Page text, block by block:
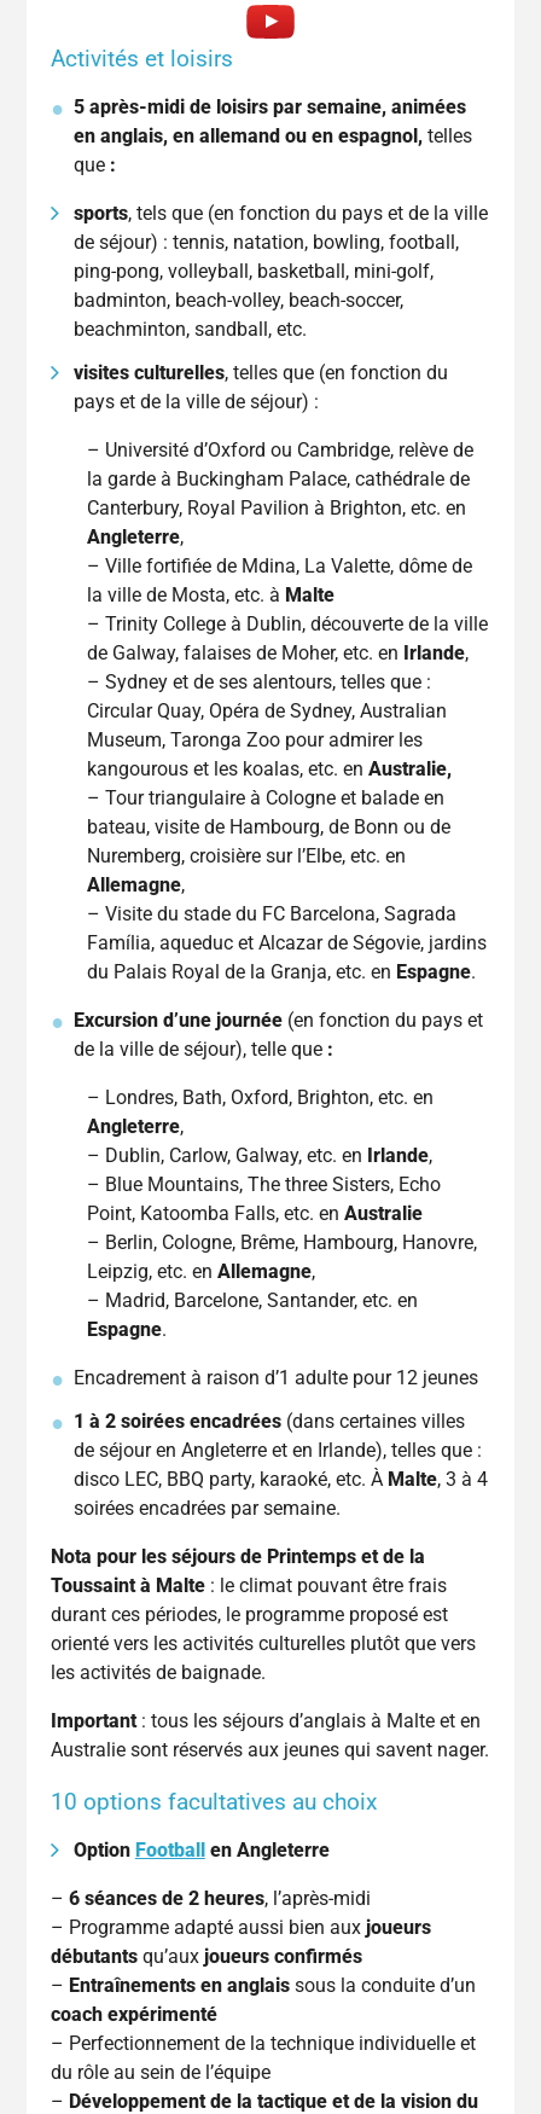
Activités et loisirs
5 après-midi de loisirs par semaine, animées
en anglais, en allemand ou en espagnol,telles
que:
sports, tels que (en fonction du pays et de la ville
de séjour) : tennis, natation, bowling, football,
ping-pong, volleyball, basketball, mini-golf,
badminton, beach-volley, beach-soccer,
beachminton, sandball, etc.
visites culturelles, telles que (en fonction du
pays et de la ville de séjour) :
– Université d’Oxford ou Cambridge, relève de
la garde à Buckingham Palace, cathédrale de
Canterbury, Royal Pavilion à Brighton, etc. en
Angleterre,
– Ville fortifiée de Mdina, La Valette, dôme de
la ville de Mosta, etc. à Malte
– Trinity College à Dublin, découverte de la ville
de Galway, falaises de Moher, etc. en Irlande,
– Sydney et de ses alentours, telles que :
Circular Quay, Opéra de Sydney, Australian
Museum, Taronga Zoo pour admirer les
kangourous et les koalas, etc. enAustralie,
– Tour triangulaire à Cologne et balade en
bateau, visite de Hambourg, de Bonn ou de
Nuremberg, croisière sur l’Elbe, etc. en
Allemagne,
– Visite du stade du FC Barcelona, Sagrada
Família, aqueduc et Alcazar de Ségovie, jardins
du Palais Royal de la Granja, etc. en Espagne.
Excursion d’une journée (en fonction du pays et
de la ville de séjour), telle que :
– Londres, Bath, Oxford, Brighton, etc. en
Angleterre,
– Dublin, Carlow, Galway, etc. en Irlande,
– Blue Mountains, The three Sisters, Echo
Point, Katoomba Falls, etc. enAustralie
– Berlin, Cologne, Brême, Hambourg, Hanovre,
Leipzig, etc. enAllemagne,
– Madrid, Barcelone, Santander, etc. en
Espagne.
Encadrement à raison d’1 adulte pour 12 jeunes
1 à 2 soirées encadrées(dans certaines villes
de séjour en Angleterre et en Irlande), telles que :
disco LEC, BBQ party, karaoké, etc. À Malte, 3 à 4
soirées encadrées par semaine.
Nota pour les séjours de Printemps et de la
Toussaint à Malte : le climat pouvant être frais
durant ces périodes, le programme proposé est
orienté vers les activités culturelles plutôt que vers
les activités de baignade.
Important: tous les séjours d’anglais à Malte et en
Australie sont réservés aux jeunes qui savent nager.
10 options facultatives au choix
Option Footballen Angleterre
–6 séances de 2 heures, l’après-midi
– Programme adapté aussi bien auxjoueurs
débutantsqu’auxjoueurs confirmés
– Entraînements en anglais sous la conduite d’un
coach expérimenté
– Perfectionnement de la technique individuelle et
du rôle au sein de l’équipe
– Développement de la tactique et de la vision du